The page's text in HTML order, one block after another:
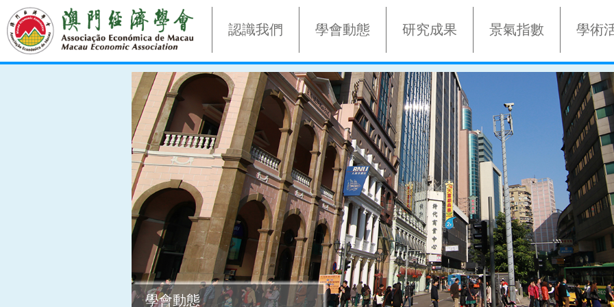
認識我們 學會動態 研究成果 景氣指數 學術
學會動態